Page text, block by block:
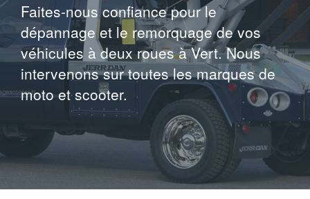
Faites-nous confiance pour le
dépannage et le remorquage de vos
véhicules à deux roues à Vert. Nous
intervenons sur toutes les marques de
moto et scooter.